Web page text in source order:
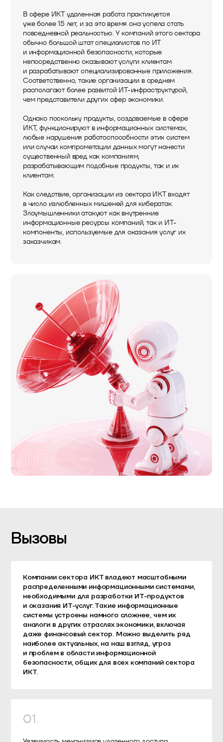
В сфере ИКТ удаленная работа практикуется
уже более 15 лет, и за это время она успела стать
повседневной реальностью. У компаний этого сектора
обычно большой штат специалистов по ИТ
и информационной безопасности, которые
непосредственно оказывают услуги клиентам
и разрабатывают специализированные приложения.
Соответственно, такие организации в среднем
располагают более развитой ИТ-инфраструктурой,
чем представители других сфер экономики.
Однако поскольку продукты, создаваемые в сфере
ИКТ, функционируют в информационных системах,
любые нарушения работоспособности этих систем
или случаи компрометации данных могут нанести
существенный вред как компаниям,
разрабатывающим подобные продукты, так и их
клиентам.
Как следствие, организации из сектора ИКТ входят
в число излюбленных мишеней для кибератак.
Злоумышленники атакуют как внутренние
информационные ресурсы компаний, так и ИТ-
компоненты, используемые для оказания услуг их
заказчикам.
Вызовы
Компании сектора ИКТ владеют масштабными
распределенными информационными системами,
необходимыми для разработки ИТ-продуктов
и оказания ИТ-услуг. Такие информационные
системы устроены намного сложнее, чем их
аналоги в других отраслях экономики, включая
даже финансовый сектор. Можно выделить ряд
наиболее актуальных, на наш взгляд, угроз
и проблем в области информационной
безопасности, общих для всех компаний сектора
ИКТ.
01.